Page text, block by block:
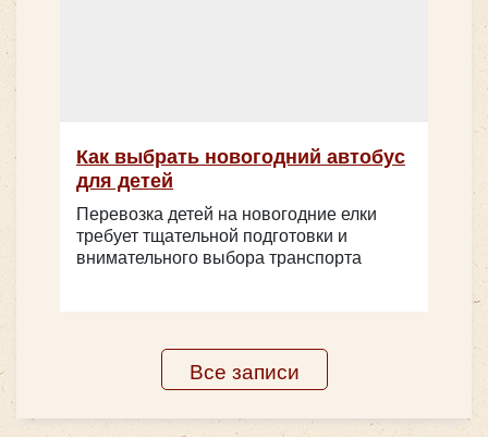
Класс:люкс
Цена от:
Ford Transit
Как выбрать новогодний автобус
для детей
Перевозка детей на новогодние елки
требует тщательной подготовки и
внимательного выбора транспорта
Все записи